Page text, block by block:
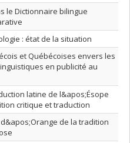
le Dictionnaire bilingue
: état de la situation
et Québécoises envers les
en publicité au
latine de l&apos;Ésope
critique et traduction
de la tradition